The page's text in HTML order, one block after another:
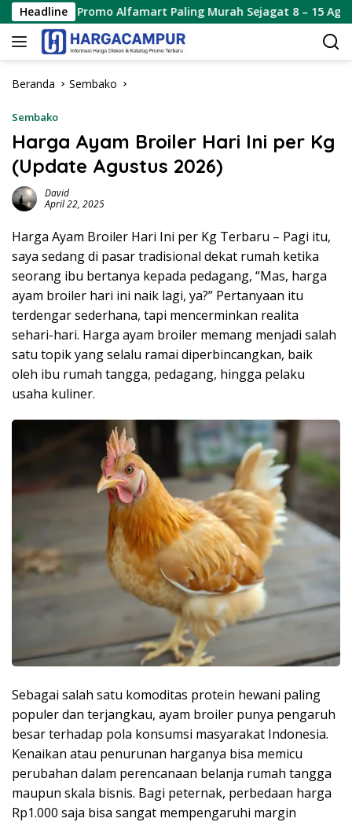
Langsung
ke
konten
Headline
Promo Alfamart Paling Murah Sejagat 8 – 15 Agustus 2026
Beranda Sembako
Sembako
Harga Ayam Broiler Hari Ini per Kg
(Update Agustus 2026)
David
April 22, 2025
Harga Ayam Broiler Hari Ini per Kg Terbaru – Pagi itu,
saya sedang di pasar tradisional dekat rumah ketika
seorang ibu bertanya kepada pedagang, “Mas, harga
ayam broiler hari ini naik lagi, ya?” Pertanyaan itu
terdengar sederhana, tapi mencerminkan realita
sehari-hari. Harga ayam broiler memang menjadi salah
satu topik yang selalu ramai diperbincangkan, baik
oleh ibu rumah tangga, pedagang, hingga pelaku
usaha kuliner.
Sebagai salah satu komoditas protein hewani paling
populer dan terjangkau, ayam broiler punya pengaruh
besar terhadap pola konsumsi masyarakat Indonesia.
Kenaikan atau penurunan harganya bisa memicu
perubahan dalam perencanaan belanja rumah tangga
maupun skala bisnis. Bagi peternak, perbedaan harga
Rp1.000 saja bisa sangat mempengaruhi margin